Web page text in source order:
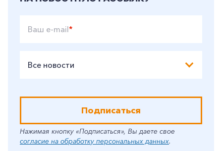
Ваш e-mail*
Все новости
Подписаться
Нажимая кнопку «Подписаться», Вы даете свое
согласие на обработку персональных данных.